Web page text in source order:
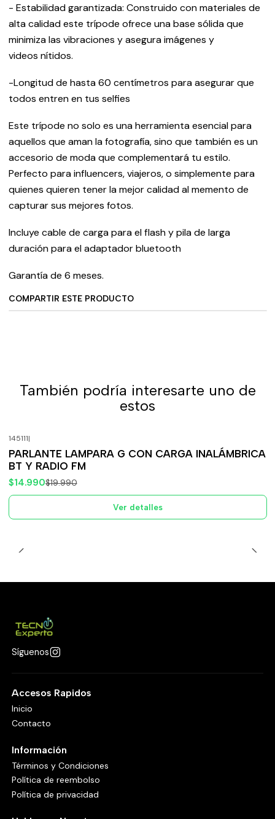
- Estabilidad garantizada: Construido con materiales de
alta calidad este trípode ofrece una base sólida que
minimiza las vibraciones y asegura imágenes y
videos nítidos.
-Longitud de hasta 60 centímetros para asegurar que
todos entren en tus selfies
Este trípode no solo es una herramienta esencial para
aquellos que aman la fotografía, sino que también es un
accesorio de moda que complementará tu estilo.
Perfecto para influencers, viajeros, o simplemente para
quienes quieren tener la mejor calidad al memento de
capturar sus mejores fotos.
Incluye cable de carga para el flash y pila de larga
duración para el adaptador bluetooth
Garantía de 6 meses.
COMPARTIR ESTE PRODUCTO
También podría interesarte uno de
estos
Agotado
145111|
PARLANTE LAMPARA G CON CARGA INALÁMBRICA
BT Y RADIO FM
$14.990$19.990
Ver detalles
Síguenos
Accesos Rapidos
Inicio
Contacto
Información
Términos y Condiciones
Política de reembolso
Política de privacidad